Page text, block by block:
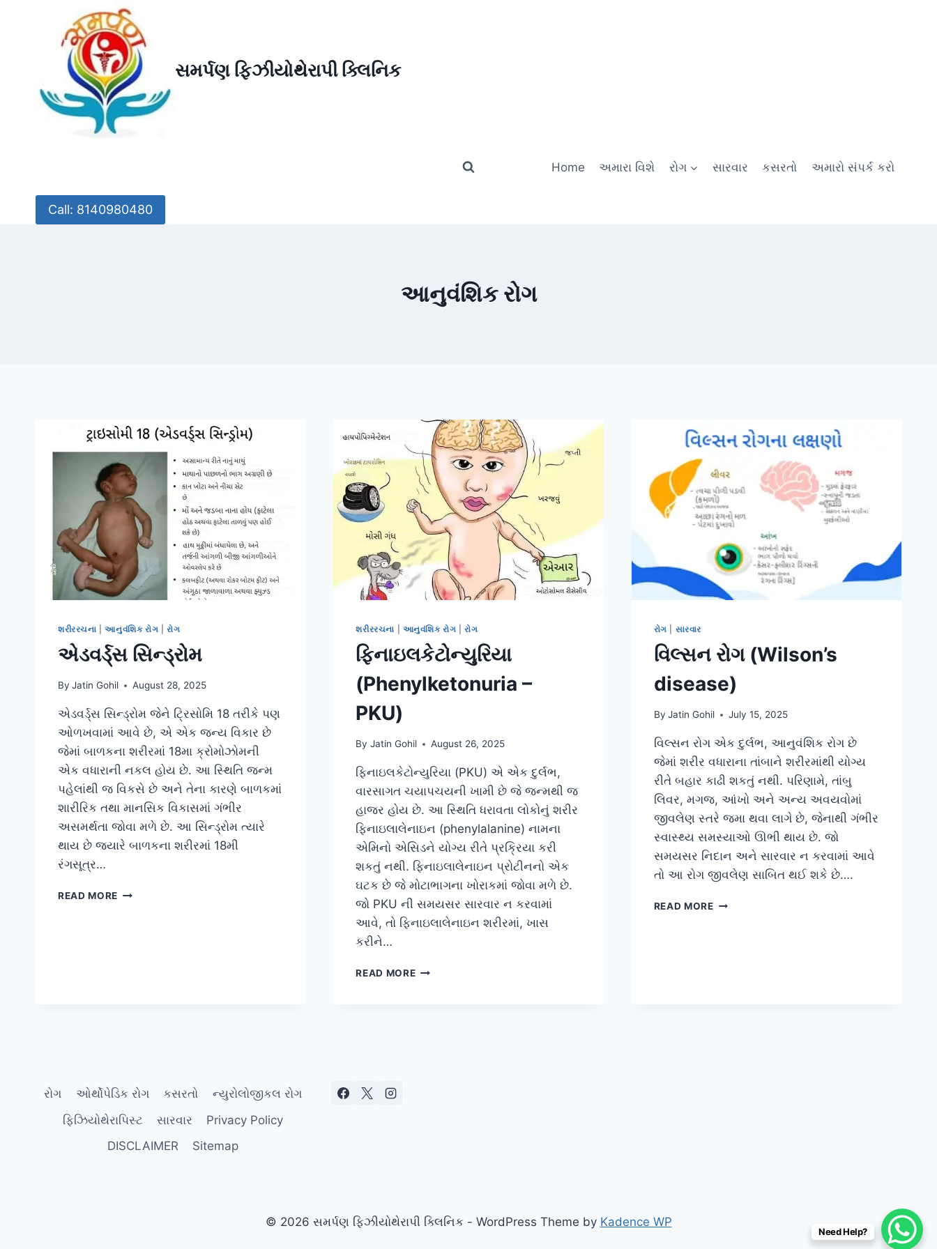
સમર્પણ ફિઝીયોથેરાપી ક્લિનિક
Home અમારા વિશે રોગ સારવાર કસરતો અમારો સંપર્ક કરો
Call: 8140980480
આનુવંશિક રોગ
શરીરરચના |આનુવંશિક રોગ રોગ
એડવર્ડ્સ સિન્ડ્રોમ
By Jatin Gohil August 28, 2025
એડવર્ડ્સ સિન્ડ્રોમ જેને ટ્રિસોમિ 18 તરીકે પણ
ઓળખવામાં આવે છે, એ એક જન્ય વિકાર છે
જેમાં બાળકના શરીરમાં 18મા ક્રોમોઝોમની
એક વધારાની નકલ હોય છે. આ સ્થિતિ જન્મ
પહેલાંથી જ વિકસે છે અને તેના કારણે બાળકમાં
શારીરિક તથા માનસિક વિકાસમાં ગંભીર
અસમર્થતા જોવા મળે છે. આ સિન્ડ્રોમ ત્યારે
થાય છે જ્યારે બાળકના શરીરમાં 18મી
રંગસૂત્ર…
READ MORE એડવર્ડ્સ
શરીરરચના આનુવંશિક રોગ |રોગ
ફિનાઇલકેટોન્યુરિયા
(Phenylketonuria –
PKU)
By Jatin Gohil August 26, 2025
ફિનાઇલકેટોન્યુરિયા (PKU) એ એક દુર્લભ,
વારસાગત ચયાપચયની ખામી છે જે જન્મથી જ
હાજર હોય છે. આ સ્થિતિ ધરાવતા લોકોનું શરીર
ફિનાઇલાલેનાઇન (phenylalanine) નામના
એમિનો એસિડને યોગ્ય રીતે પ્રક્રિયા કરી
શકતું નથી. ફિનાઇલાલેનાઇન પ્રોટીનનો એક
ઘટક છે જે મોટાભાગના ખોરાકમાં જોવા મળે છે.
જો PKU ની સમયસર સારવાર ન કરવામાં
આવે, તો ફિનાઇલાલેનાઇન શરીરમાં, ખાસ
કરીને…
READ MOREફિનાઇલકેટોન્યુરિયા
રોગ સારવાર
વિલ્સન રોગ (Wilson’s
disease)
By Jatin Gohil July 15, 2025
વિલ્સન રોગ એક દુર્લભ, આનુવંશિક રોગ છે
જેમાં શરીર વધારાના તાંબાને શરીરમાંથી યોગ્ય
રીતે બહાર કાઢી શકતું નથી. પરિણામે, તાંબુ
લિવર, મગજ, આંખો અને અન્ય અવયવોમાં
જીવલેણ સ્તરે જમા થવા લાગે છે, જેનાથી ગંભીર
સ્વાસ્થ્ય સમસ્યાઓ ઊભી થાય છે. જો
સમયસર નિદાન અને સારવાર ન કરવામાં આવે
તો આ રોગ જીવલેણ સાબિત થઈ શકે છે….
READ MOREવિલ્સન
રોગ ઓર્થોપેડિક રોગ કસરતો
ન્યુરોલોજીકલ રોગ
ફિઝિયોથેરાપિસ્ટ
સારવાર
Privacy Policy
DISCLAIMER
Sitemap
© 2026 સમર્પણ ફિઝીયોથેરાપી ક્લિનિક - WordPress Theme by Kadence WP
Need Help?